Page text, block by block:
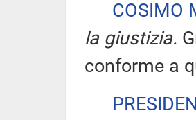
COSIMO
la giustizia.
conforme a